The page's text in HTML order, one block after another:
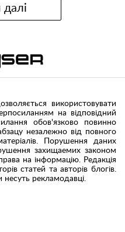
використовувати
на відповідний
обов'язково повинно
незалежно від повного
Порушення даних
захищаемих законом
на інформацію. Редакція
статей та авторів блогів.
несуть рекламодавці.